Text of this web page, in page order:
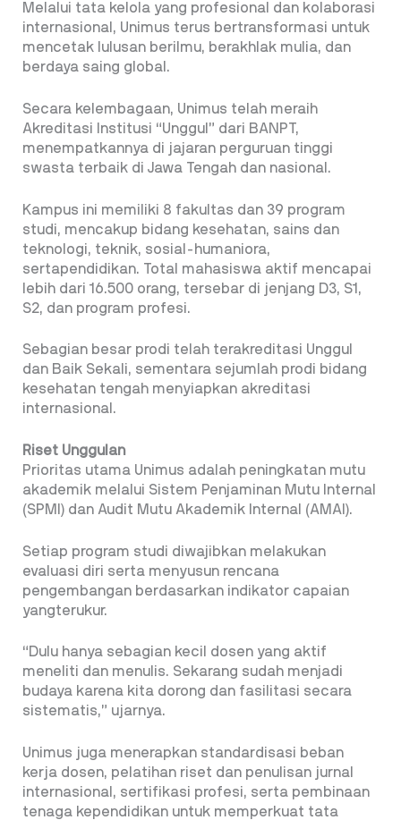
Melalui tata kelola yang profesional dan kolaborasi
internasional, Unimus terus bertransformasi untuk
mencetak lulusan berilmu, berakhlak mulia, dan
berdaya saing global.
Secara kelembagaan, Unimus telah meraih
Akreditasi Institusi “Unggul” dari BANPT,
menempatkannya di jajaran perguruan tinggi
swasta terbaik di Jawa Tengah dan nasional.
Kampus ini memiliki 8 fakultas dan 39 program
studi, mencakup bidang kesehatan, sains dan
teknologi, teknik, sosial-humaniora,
sertapendidikan. Total mahasiswa aktif mencapai
lebih dari 16.500 orang, tersebar di jenjang D3, S1,
S2, dan program profesi.
Sebagian besar prodi telah terakreditasi Unggul
dan Baik Sekali, sementara sejumlah prodi bidang
kesehatan tengah menyiapkan akreditasi
internasional.
Riset Unggulan
Prioritas utama Unimus adalah peningkatan mutu
akademik melalui Sistem Penjaminan Mutu Internal
(SPMI) dan Audit Mutu Akademik Internal (AMAI).
Setiap program studi diwajibkan melakukan
evaluasi diri serta menyusun rencana
pengembangan berdasarkan indikator capaian
yangterukur.
“Dulu hanya sebagian kecil dosen yang aktif
meneliti dan menulis. Sekarang sudah menjadi
budaya karena kita dorong dan fasilitasi secara
sistematis,” ujarnya.
Unimus juga menerapkan standardisasi beban
kerja dosen, pelatihan riset dan penulisan jurnal
internasional, sertifikasi profesi, serta pembinaan
tenaga kependidikan untuk memperkuat tata